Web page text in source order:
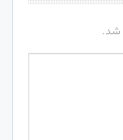
شد.